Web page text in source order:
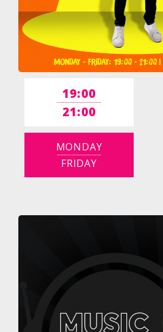
19:00
21:00
MONDAY
FRIDAY